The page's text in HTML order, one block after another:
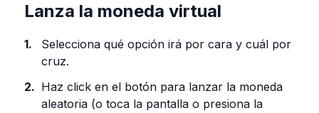
Lanza la moneda virtual
Selecciona qué opción irá por cara y cuál por
cruz.
Haz click en el botón para lanzar la moneda
aleatoria (o toca la pantalla o presiona la